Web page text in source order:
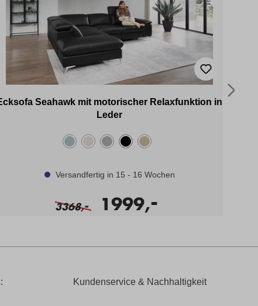
Seahawk mit motorischer Relaxfunktion in
Leder
Versandfertig in 15 - 16 Wochen
3368,- 1999,
-
Kundenservice & Nachhaltigkeit